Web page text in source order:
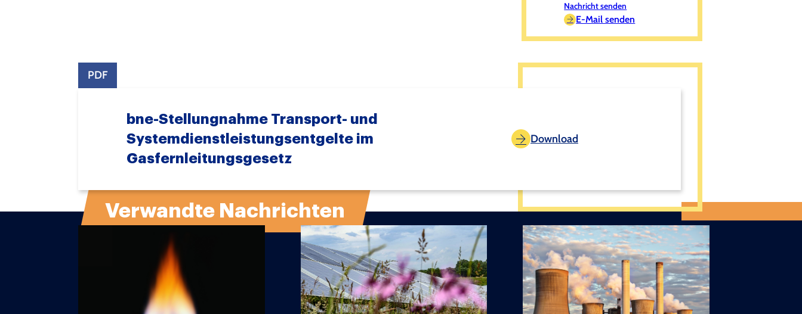
Nachricht senden
E-Mail senden
PDF
bne-Stellungnahme Transport- und
Systemdienstleistungsentgelte im
Gasfernleitungsgesetz
Download
Verwandte Nachrichten